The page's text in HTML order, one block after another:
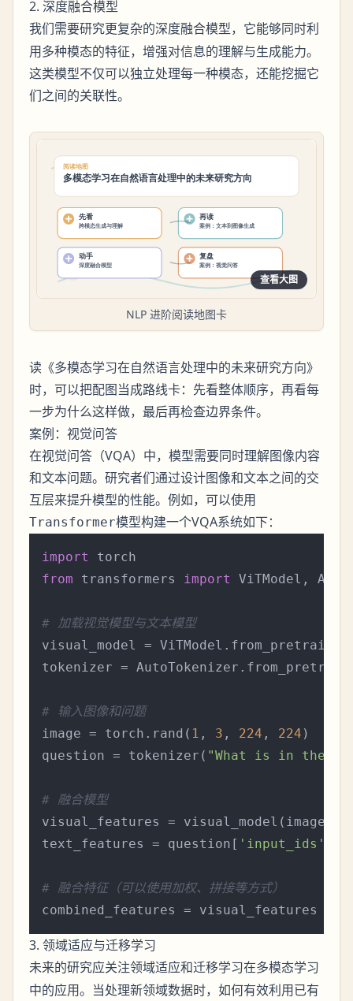
2. 深度融合模型
我们需要研究更复杂的深度融合模型，它能够同时利
用多种模态的特征，增强对信息的理解与生成能力。
这类模型不仅可以独立处理每一种模态，还能挖掘它
们之间的关联性。
查看大图
NLP 进阶阅读地图卡
读《多模态学习在自然语言处理中的未来研究方向》
时，可以把配图当成路线卡：先看整体顺序，再看每
一步为什么这样做，最后再检查边界条件。
案例：视觉问答
在视觉问答（VQA）中，模型需要同时理解图像内容
和文本问题。研究者们通过设计图像和文本之间的交
互层来提升模型的性能。例如，可以使用
Transformer模型构建一个VQA系统如下：
import
from transformers import ViTModel,
# 加载视觉模型与文本模型
visual_model =
tokenizer =
# 输入图像和问题
image = torch.rand( 1 , 3 , 224 , 224 )
question = tokenizer( "What is in the
# 融合模型
visual_features =
text_features = question[ 'input_ids'
# 融合特征（可以使用加权、拼接等方式）
combined_features = visual_features
3. 领域适应与迁移学习
未来的研究应关注领域适应和迁移学习在多模态学习
中的应用。当处理新领域数据时，如何有效利用已有